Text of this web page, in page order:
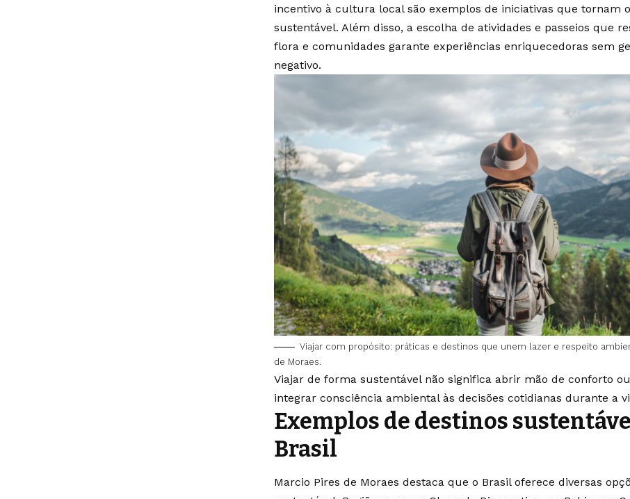
incentivo à cultura local são exemplos de iniciativas que tornam
sustentável. Além disso, a escolha de atividades e passeios que
flora e comunidades garante experiências enriquecedoras sem
negativo.
Viajar com propósito: práticas e destinos que unem lazer e respeito
de Moraes.
Viajar de forma sustentável não significa abrir mão de conforto
integrar consciência ambiental às decisões cotidianas durante a
Exemplos de destinos
Brasil
Marcio Pires de Moraes destaca que o Brasil oferece diversas